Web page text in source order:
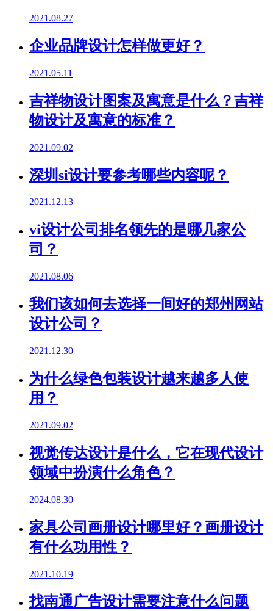
2021.08.27
企业品牌设计怎样做更好？
2021.05.11
吉祥物设计图案及寓意是什么？吉祥
物设计及寓意的标准？
2021.09.02
深圳si设计要参考哪些内容呢？
2021.12.13
vi设计公司排名领先的是哪几家公
司？
2021.08.06
我们该如何去选择一间好的郑州网站
设计公司？
2021.12.30
为什么绿色包装设计越来越多人使
用？
2021.09.02
视觉传达设计是什么，它在现代设计
领域中扮演什么角色？
2024.08.30
家具公司画册设计哪里好？画册设计
有什么功用性？
2021.10.19
找南通广告设计需要注意什么问题